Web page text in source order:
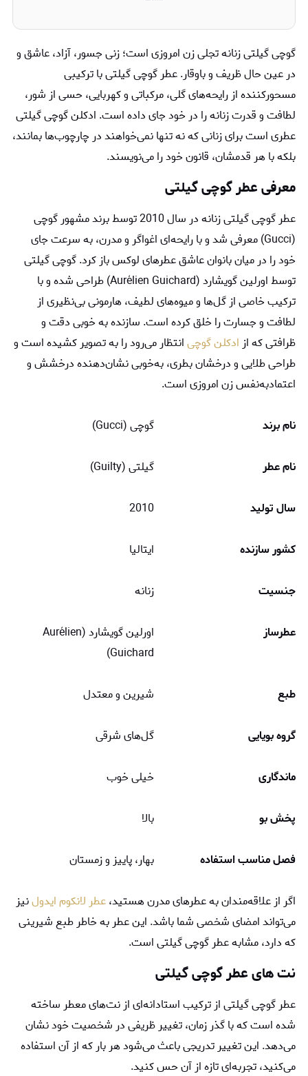
گوچی گیلتی زنانه تجلی زن امروزی است؛ زنی جسور، آزاد، عاشق و
در عین حال ظریف و باوقار. عطر گوچی گیلتی با ترکیبی
مسحورکننده از رایحه‌های گلی، مرکباتی و کهربایی، حسی از شور،
لطافت و قدرت زنانه را در خود جای داده است. ادکلن گوچی گیلتی
عطری است برای زنانی که نه تنها نمی‌خواهند در چارچوب‌ها بمانند،
بلکه با هر قدمشان، قانون خود را می‌نویسند.
معرفی عطر گوچی گیلتی
عطر گوچی گیلتی زنانه در سال 2010 توسط برند مشهور گوچی
(Gucci) معرفی شد و با رایحه‌ای اغواگر و مدرن، به سرعت جای
خود را در میان بانوان عاشق عطرهای لوکس باز کرد. گوچی گیلتی
توسط اورلین گویشارد‌ (Aurélien Guichard) طراحی شده و با
ترکیب خاصی از گل‌ها و میوه‌های لطیف، هارمونی بی‌نظیری از
لطافت و جسارت را خلق کرده است. سازنده به خوبی دقت و
ظرافتی که از ادکلن گوچیانتظار می‌رود را به تصویر کشیده است و
طراحی طلایی و درخشان بطری، به‌خوبی نشان‌دهنده درخشش و
اعتمادبه‌نفس زن امروزی است.
نام برند گوچی (Gucci)
نام عطر گیلتی (Guilty)
سال تولید 2010
کشور سازنده ایتالیا
جنسیت زنانه
عطرساز
اورلین گویشارد (Aurélien
Guichard)
طبع شیرین و معتدل
گروه بویایی گل‌های شرقی
ماندگاری خیلی خوب
پخش بو بالا
فصل مناسب استفاده بهار، پاییز و زمستان
اگر از علاقه‌مندان به عطرهای مدرن هستید،عطر لانکوم ایدولنیز
می‌تواند امضای شخصی شما باشد. این عطر به خاطر طبع شیرینی
که دارد، مشابه عطر گوچی گیلتی است.
نت ‌های عطر گوچی گیلتی
عطر گوچی گیلتی از ترکیب استادانه‌ای از نت‌های معطر ساخته
شده است که با گذر زمان، تغییر ظریفی در شخصیت خود نشان
می‌دهد. این تغییر تدریجی باعث می‌شود هر بار که از آن استفاده
می‌کنید، تجربه‌ای تازه از آن حس کنید.